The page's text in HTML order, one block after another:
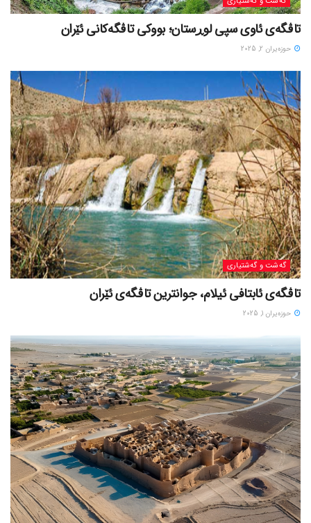
تاڤگەی ئاوی سپی لوڕستان؛ بووکی تاڤگەکانی ئێران
حوزه‌یران 2, 2025
گه‌شت و گه‌شتیاری
تاڤگەی ئابتافی ئیلام، جوانترین تاڤگەی ئێران
حوزه‌یران 1, 2025